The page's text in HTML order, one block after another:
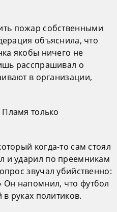
пожар собственными
объяснила, что
якобы ничего не
расспрашивал о
в организации,
только
когда-то сам стоял
и ударил по преемникам
звучал убийственно:
Он напомнил, что футбол
руках политиков.